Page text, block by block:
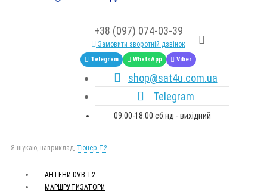
+38 (097) 074-03-39
Замовити зворотній дзвінок
Telegram WhatsApp Viber
shop@sat4u.com.ua
Telegram
09:00-18:00 сб.нд - вихідний
Я шукаю, наприклад, Тюнер T2
АНТЕНИ DVB-Т2
МАРШРУТИЗАТОРИ